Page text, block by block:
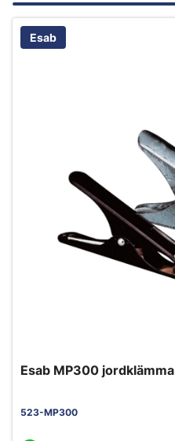
Esab
Esab MP300 jordklämma
523-MP300